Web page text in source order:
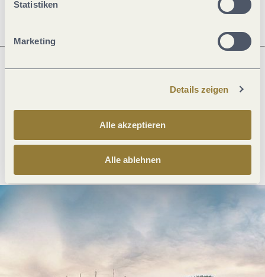
Statistiken
Marketing
Details zeigen
Alle akzeptieren
Alle ablehnen
Anreise planen PDF erzeugen